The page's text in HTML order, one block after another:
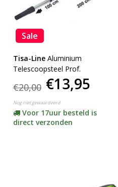
Sale
Tisa-Line Aluminium
Telescoopsteel Prof.
€20,00 €13,95
Nog niet gewaardeerd
Voor 17uur besteld is
direct verzonden